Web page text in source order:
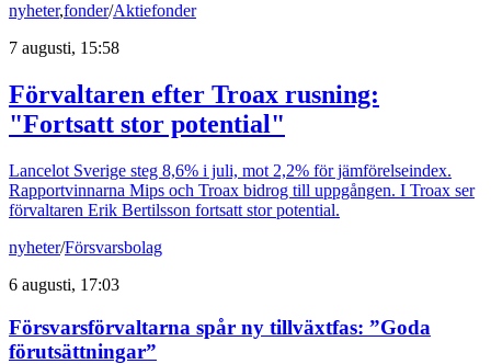
nyheter,fonder/Aktiefonder
7 augusti, 15:58
Förvaltaren efter Troax rusning:
"Fortsatt stor potential"
Lancelot Sverige steg 8,6% i juli, mot 2,2% för jämförelseindex.
Rapportvinnarna Mips och Troax bidrog till uppgången. I Troax ser
förvaltaren Erik Bertilsson fortsatt stor potential.
nyheter/Försvarsbolag
6 augusti, 17:03
Försvarsförvaltarna spår ny tillväxtfas: ”Goda
förutsättningar”